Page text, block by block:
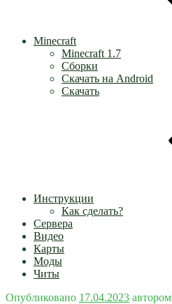
Minecraft
Minecraft 1.7
Сборки
Скачать на Android
Скачать
Инструкции
Как сделать?
Сервера
Видео
Карты
Моды
Читы
Опубликовано 17.04.2023 автором